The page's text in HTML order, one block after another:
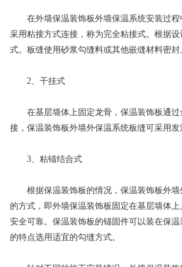
在外墙保温装饰板外墙保温系统安装过程
采用粘接方式连接，称为完全粘接式。根据
式。板缝使用砂浆勾缝料或其他嵌缝材料密封
2、干挂式
在基层墙体上固定龙骨，保温装饰板通过
接，保温装饰板外墙外保温系统板缝可采用发
3、粘锚结合式
根据保温装饰板的情况，保温装饰板外墙
的方式，即外墙保温装饰板固定在基层墙体
安全可靠。保温装饰板的锚固件可以装在保
的特点选用适宜的勾缝方式。